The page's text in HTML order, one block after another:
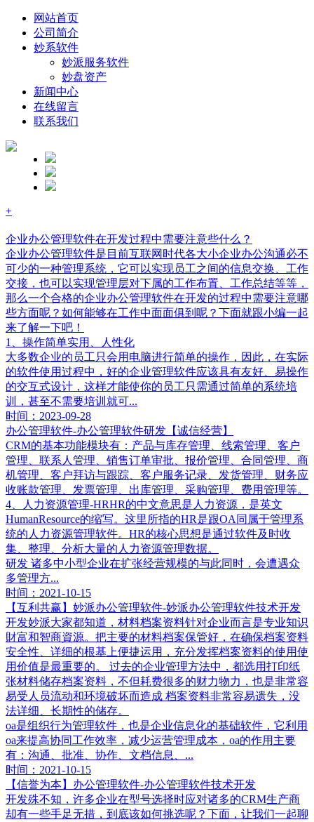
网站首页
公司简介
妙系软件
妙派服务软件
妙盘资产
新闻中心
在线留言
联系我们
+
企业办公管理软件在开发过程中需要注意些什么？
企业办公管理软件是目前互联网时代各大小企业办公沟通必不
可少的一种管理系统，它可以实现员工之间的信息交换、工作
交接，也可以实现管理层对下属的工作布置、工作总结等等，
那么一个合格的企业办公管理软件在开发的过程中需要注意哪
些方面呢？如何能够在工作中面面俱到呢？下面就跟小编一起
来了解一下吧！
1、操作简单实用、人性化
大多数企业的员工只会用电脑进行简单的操作，因此，在实际
的软件使用过程中，好的企业管理软件应该具有友好、易操作
的交互式设计，这样才能使你的员工只需通过简单的系统培
训，甚至不需要培训就可...
时间：2023-09-28
办公管理软件-办公管理软件研发【诚信经营】
CRM的基本功能模块有：产品与库存管理、线索管理、客户
管理、联系人管理、销售订单审批、报价管理、合同管理、商
机管理、客户拜访与跟踪、客户服务记录、发货管理、财务应
收账款管理、发票管理、出库管理、采购管理、费用管理等。
4、人力资源管理-HRHR的中文意思是人力资源，是英文
HumanResource的缩写。这里所指的HR是跟OA同属于管理系
统的人力资源管理软件。HR的核心思想是通过软件及时收
集、整理、分析大量的人力资源管理数据。
研发 诸多中小型企业在扩张经营规模的与此同时，会遭遇众
多管理方...
时间：2021-10-15
【互利共赢】妙派办公管理软件-妙派办公管理软件技术开发
开发妙派大家都知道，材料档案资料针对企业而言是专业知识
財富和智商資源。把主要的材料档案保管好，在确保档案资料
安全性、详细的根基上便捷运用，充分发挥档案资料的使用使
用价值是最重要的。 过去的企业管理方法中，都选用打印纸
张材料储存档案资料，不但耗费很多的财力物力，也是非常容
易受人员流动和环境破坏而造成 档案资料非常容易遗失，没
法详细、长期性的储存。
oa是组织行为管理软件，也是企业信息化的基础软件，它利用
oa来提高协同工作效率，减少运营管理成本，oa的作用主要
有：沟通、批准、协作、文档信息、...
时间：2021-10-15
【信誉为本】办公管理软件-办公管理软件技术开发
开发殊不知，许多企业在型号选择时应对诸多的CRM生产商
却有一些手足无措，到底该如何挑选呢？下面，让我们一起聊